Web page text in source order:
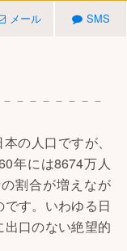
メール SMS
－－－－－－－
の人口ですが、
年には8674万人
割合が増えなが
す。いわゆる日
口のない絶望的